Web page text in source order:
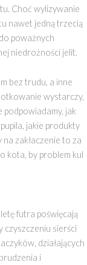
Choć wylizywanie
nawet jedną trzecią
poważnych
niedrożności jelit.
bez trudu, a inne
wystarczy,
podpowiadamy, jak
jakie produkty
zakłaczenie to za
kota, by problem kul
futra poświęcają
czyszczeniu sierści
działających
i